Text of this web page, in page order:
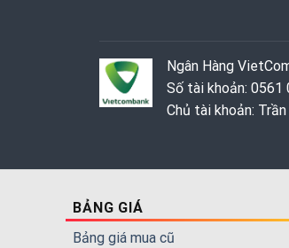
Ngân Hàng
Số tài khoản: 0561
Chủ tài khoản:
BẢNG GIÁ
Bảng giá mua cũ